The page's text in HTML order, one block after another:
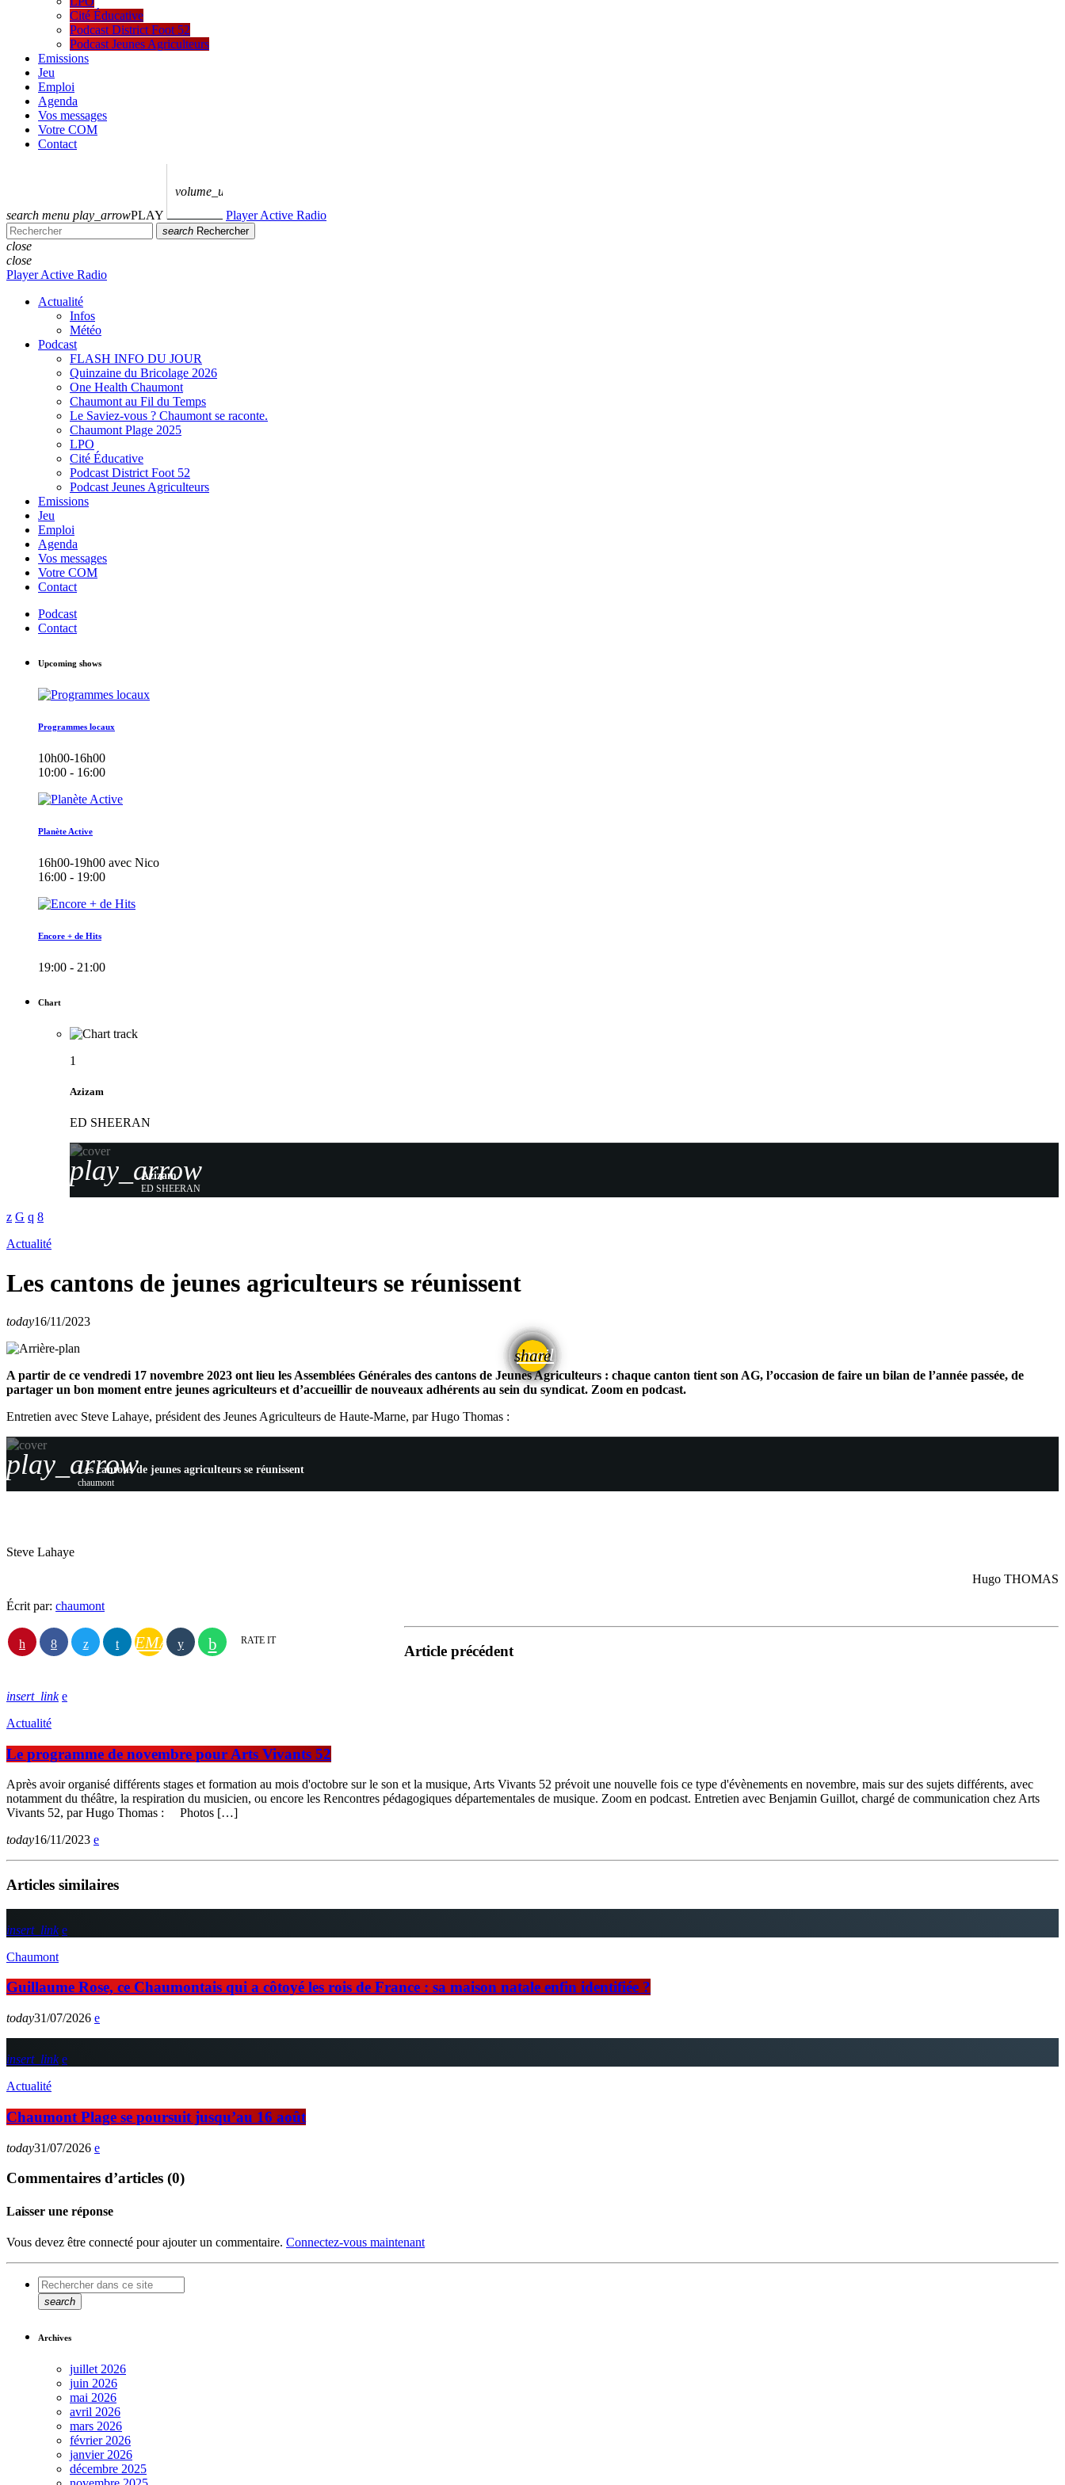
Cité Éducative
Podcast District Foot 52
Podcast Jeunes Agriculteurs
Emissions
Jeu
Emploi
Agenda
Vos messages
Votre COM
Contact
search menu play_arrowPLAY
volume_up
Player Active Radio
search Rechercher
close
close
Player Active Radio
Actualité
Infos
Météo
Podcast
FLASH INFO DU JOUR
Quinzaine du Bricolage 2026
One Health Chaumont
Chaumont au Fil du Temps
Le Saviez-vous ? Chaumont se raconte.
Chaumont Plage 2025
LPO
Cité Éducative
Podcast District Foot 52
Podcast Jeunes Agriculteurs
Emissions
Jeu
Emploi
Agenda
Vos messages
Votre COM
Contact
Podcast
Contact
Upcoming shows
Programmes locaux
10h00-16h00
10:00 - 16:00
Planète Active
16h00-19h00 avec Nico
16:00 - 19:00
Encore + de Hits
19:00 - 21:00
Chart
1
Azizam
ED SHEERAN
play_arrow
Azizam
ED SHEERAN
Actualité
Les cantons de jeunes agriculteurs se réunissent
today16/11/2023
share
email
A partir de ce vendredi 17 novembre 2023 ont lieu les Assemblées Générales des cantons de Jeunes Agriculteurs : chaque canton tient son AG, l’occasion de faire un bilan de l’année passée, de
partager un bon moment entre jeunes agriculteurs et d’accueillir de nouveaux adhérents au sein du syndicat. Zoom en podcast.
Entretien avec Steve Lahaye, président des Jeunes Agriculteurs de Haute-Marne, par Hugo Thomas :
play_arrowLes cantons de jeunes agriculteurs se réunissent
chaumont
Steve Lahaye
Hugo THOMAS
Écrit par: chaumont
EMAIL RATE IT
Article précédent
insert_link
Actualité
Le programme de novembre pour Arts Vivants 52
Après avoir organisé différents stages et formation au mois d'octobre sur le son et la musique, Arts Vivants 52 prévoit une nouvelle fois ce type d'évènements en novembre, mais sur des sujets différents, avec
notamment du théâtre, la respiration du musicien, ou encore les Rencontres pédagogiques départementales de musique. Zoom en podcast. Entretien avec Benjamin Guillot, chargé de communication chez Arts
Vivants 52, par Hugo Thomas : Photos […]
today16/11/2023
Articles similaires
insert_link
Chaumont
Guillaume Rose, ce Chaumontais qui a côtoyé les rois de France : sa maison natale enfin identifiée ?
today31/07/2026
insert_link
Actualité
Chaumont Plage se poursuit jusqu’au 16 août
today31/07/2026
Commentaires d’articles (0)
Laisser une réponse
Vous devez être connecté pour ajouter un commentaire. Connectez-vous maintenant
search
Archives
juillet 2026
juin 2026
mai 2026
avril 2026
mars 2026
février 2026
janvier 2026
décembre 2025